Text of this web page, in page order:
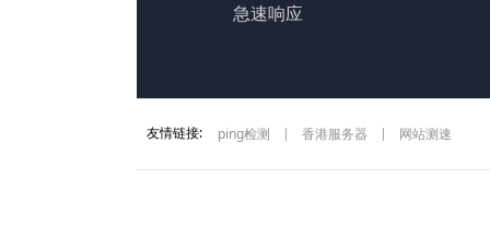
急速响应
友情链接: ping检测 香港服务器 网站测速